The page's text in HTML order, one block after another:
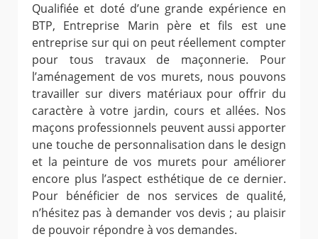
Qualifiée et doté d’une grande expérience en
BTP, Entreprise Marin père et fils est une
entreprise sur qui on peut réellement compter
pour tous travaux de maçonnerie. Pour
l’aménagement de vos murets, nous pouvons
travailler sur divers matériaux pour offrir du
caractère à votre jardin, cours et allées. Nos
maçons professionnels peuvent aussi apporter
une touche de personnalisation dans le design
et la peinture de vos murets pour améliorer
encore plus l’aspect esthétique de ce dernier.
Pour bénéficier de nos services de qualité,
n’hésitez pas à demander vos devis ; au plaisir
de pouvoir répondre à vos demandes.